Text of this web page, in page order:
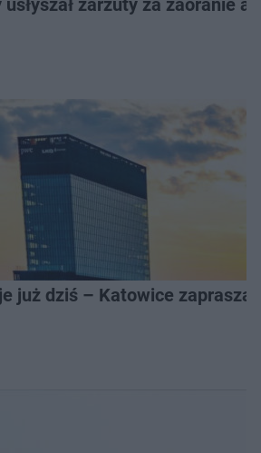
usłyszał zarzuty za zaoranie
już dziś – Katowice